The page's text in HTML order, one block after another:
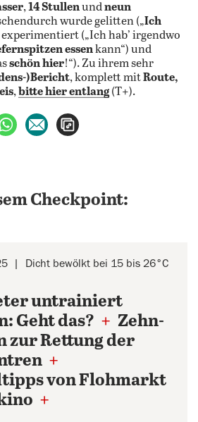
,14 Stullenundneun
wurde gelitten („Ich
experimentiert („Ich hab’ irgendwo
essenkann“) und
schön hier!“). Zu ihrem sehr
)Bericht, komplett mitRoute,
, bitte hier entlang (T+).
teilen
X teilen
per WhatsApp teilen
per E-Mail teilen
Checkpoint:
Dicht bewölkt bei 15 bis 26°C
untrainiert
Geht das? + Zehn-
zur Rettung der
+
von Flohmarkt
+